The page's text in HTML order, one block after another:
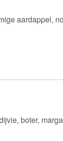
aardappel,
boter,